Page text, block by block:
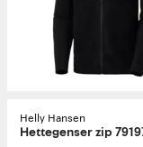
Helly Hansen
Hettegenser zip